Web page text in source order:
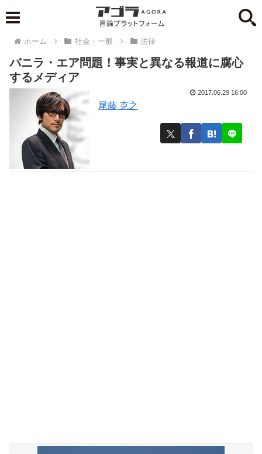
ホーム 社会・一般 法律
バニラ・エア問題！事実と異なる報道に腐心
するメディア
尾藤 克之
2017.06.29 16:00